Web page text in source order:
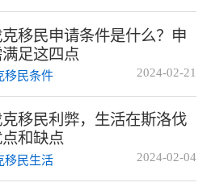
移民申请条件是什么？申
足这四点
2024-02-21
移民条件
移民利弊，生活在斯洛伐
和缺点
2024-02-04
移民生活